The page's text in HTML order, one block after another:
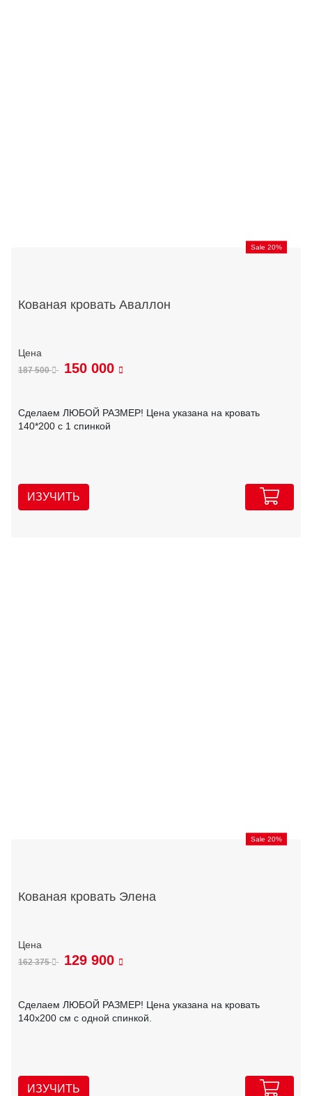
Sale 20%
Кованая кровать Аваллон
187 500 150 000
Сделаем ЛЮБОЙ РАЗМЕР! Цена указана на кровать
140*200 с 1 спинкой
ИЗУЧИТЬ
Sale 20%
Кованая кровать Элена
162 375 129 900
Сделаем ЛЮБОЙ РАЗМЕР! Цена указана на кровать
140х200 см с одной спинкой.
ИЗУЧИТЬ